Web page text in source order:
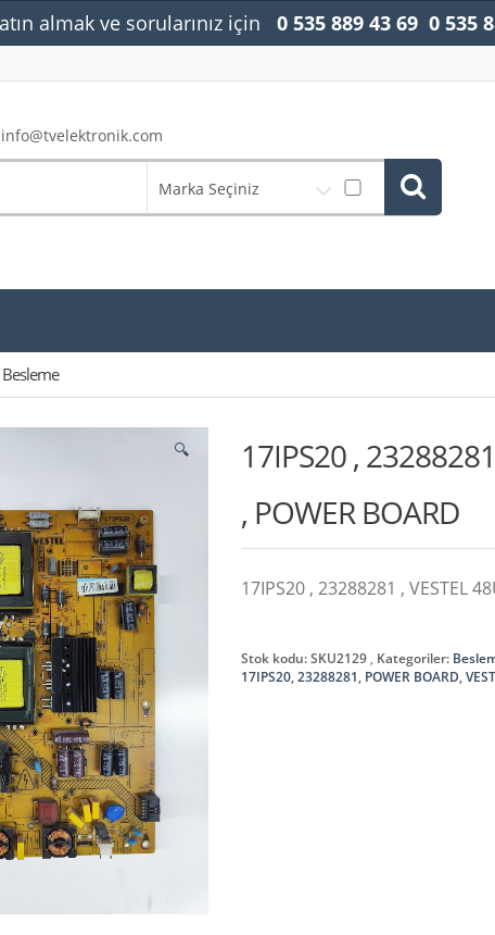
info@tvelektronik.com
Marka Seçiniz
Besleme
🔍
17IPS20 ,
, POWER BOARD
17IPS20 , 23288281 , VESTEL
Stok kodu:SKU2129 Kategoriler:
17IPS20,23288281, POWER BOARD,
almak ve sorularınız için 0 535 889 43 69 0 535